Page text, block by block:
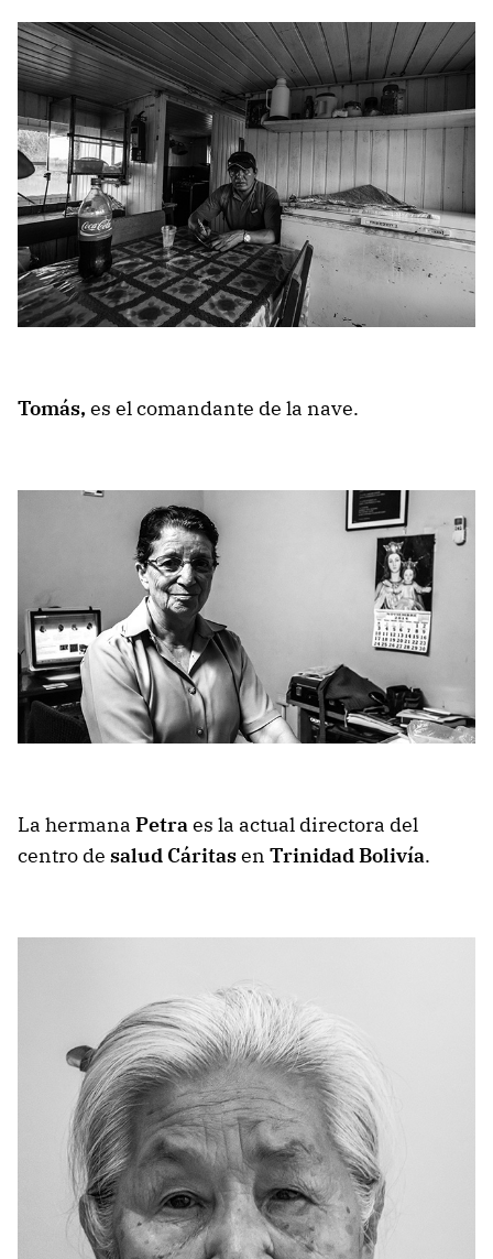
Tomás, es el comandante de la nave.
La hermana Petraes la actual directora del
centro de salud Cáritasen Trinidad Bolivía.